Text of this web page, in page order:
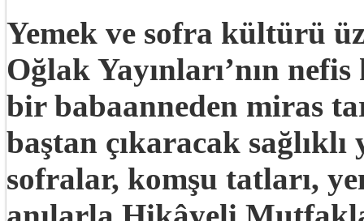
Yemek ve sofra kültürü
Oğlak Yayınları’nın
bir babaanneden miras
baştan çıkaracak
sofralar, komşu tatları,